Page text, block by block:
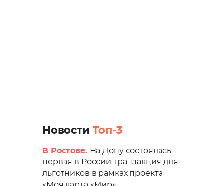
Новости Топ-3
В Ростове. На Дону состоялась
первая в России транзакция для
льготников в рамках проекта